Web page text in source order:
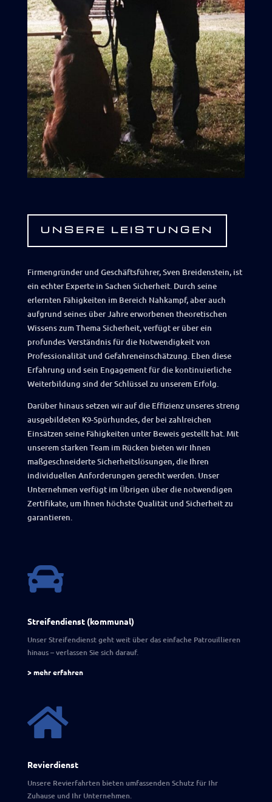
UNSERE LEISTUNGEN
Firmengründer und Geschäftsführer, Sven Breidenstein, ist
ein echter Experte in Sachen Sicherheit. Durch seine
erlernten Fähigkeiten im Bereich Nahkampf, aber auch
aufgrund seines über Jahre erworbenen theoretischen
Wissens zum Thema Sicherheit, verfügt er über ein
profundes Verständnis für die Notwendigkeit von
Professionalität und Gefahreneinschätzung. Eben diese
Erfahrung und sein Engagement für die kontinuierliche
Weiterbildung sind der Schlüssel zu unserem Erfolg.
Darüber hinaus setzen wir auf die Effizienz unseres streng
ausgebildeten K9-Spürhundes, der bei zahlreichen
Einsätzen seine Fähigkeiten unter Beweis gestellt hat. Mit
unserem starken Team im Rücken bieten wir Ihnen
maßgeschneiderte Sicherheitslösungen, die Ihren
individuellen Anforderungen gerecht werden. Unser
Unternehmen verfügt im Übrigen über die notwendigen
Zertifikate, um Ihnen höchste Qualität und Sicherheit zu
garantieren.

Streifendienst (kommunal)
Unser Streifendienst geht weit über das einfache Patrouillieren
hinaus – verlassen Sie sich darauf.
> mehr erfahren

Revierdienst
Unsere Revierfahrten bieten umfassenden Schutz für Ihr
Zuhause und Ihr Unternehmen.